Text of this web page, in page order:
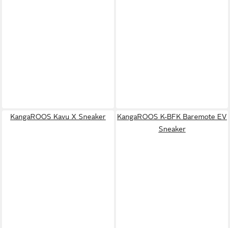
KangaROOS Kavu X Sneaker
KangaROOS K-BFK Baremote EV
Sneaker